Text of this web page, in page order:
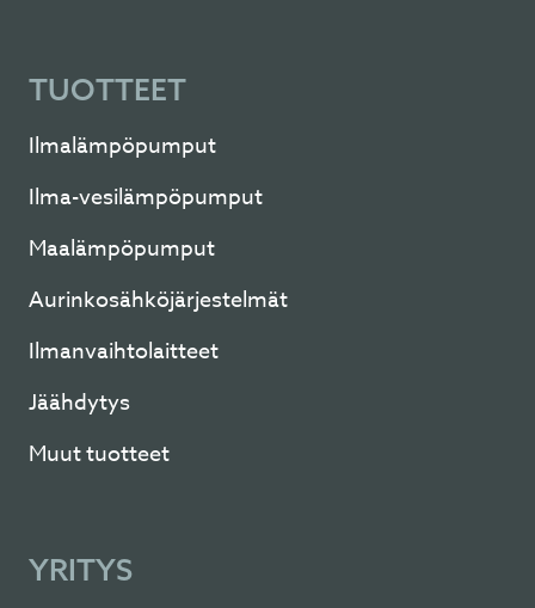
TUOTTEET
Ilmalämpöpumput
Ilma-vesilämpöpumput
Maalämpöpumput
Aurinkosähköjärjestelmät
Ilmanvaihtolaitteet
Jäähdytys
Muut tuotteet
YRITYS